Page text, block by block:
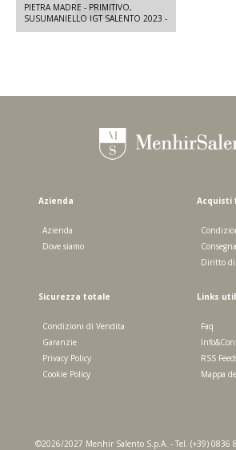
PIETRA MADRE - PRIMITIVO,
SUSUMANIELLO IGT SALENTO 2023 -
Azienda
Azienda
Dove siamo
Acquisti
Consegna
Diritto di
Sicurezza totale
Condizioni di Vendita
Garanzie
Privacy Policy
Cookie Policy
Links
Faq
RSS
Mappa
©2026/2027 Menhir Salento S.p.A. - Tel. (+39) 0836